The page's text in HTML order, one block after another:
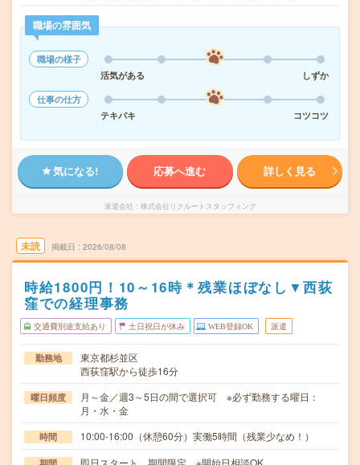
職場の雰囲気
職場の様子
活気がある
しずか
仕事の仕方
テキパキ
コツコツ
気になる! 応募へ進む 詳しく見る
派遣会社 株式会社リクルートスタッフィング
未読 掲載日 2026/08/08
時給1800円！10～16時＊残業ほぼなし▼西荻
窪での経理事務
交通費別途支給あり 土日祝日が休み WEB登録OK 派遣
勤務地
東京都杉並区
西荻窪駅から徒歩16分
曜日頻度
月～金／週3～5日の間で選択可 ※必ず勤務する曜日：
月・水・金
時間 10:00-16:00（休憩60分）実働5時間（残業少なめ！）
即日スタート、期間限定 ※開始日相談OK